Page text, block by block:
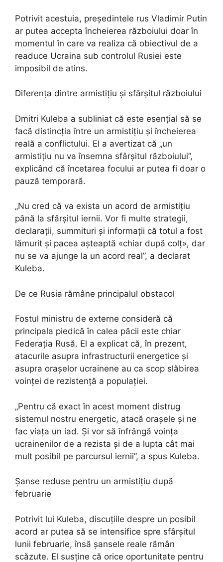
Potrivit acestuia, președintele rus Vladimir Putin
ar putea accepta încheierea războiului doar în
momentul în care va realiza că obiectivul de a
readuce Ucraina sub controlul Rusiei este
imposibil de atins.
Diferența dintre armistițiu și sfârșitul războiului
Dmitri Kuleba a subliniat că este esențial să se
facă distincția între un armistițiu și încheierea
reală a conflictului. El a avertizat că „un
armistițiu nu va însemna sfârșitul războiului”,
explicând că încetarea focului ar putea fi doar o
pauză temporară.
„Nu cred că va exista un acord de armistițiu
până la sfârșitul iernii. Vor fi multe strategii,
declarații, summituri și informații că totul a fost
lămurit și pacea așteaptă «chiar după colț», dar
nu se va ajunge la un acord real”, a declarat
Kuleba.
De ce Rusia rămâne principalul obstacol
Fostul ministru de externe consideră că
principala piedică în calea păcii este chiar
Federația Rusă. El a explicat că, în prezent,
atacurile asupra infrastructurii energetice și
asupra orașelor ucrainene au ca scop slăbirea
voinței de rezistență a populației.
„Pentru că exact în acest moment distrug
sistemul nostru energetic, atacă orașele și ne
fac viața un iad. Și vor să înfrângă voința
ucrainenilor de a rezista și de a lupta cât mai
mult posibil pe parcursul iernii”, a spus Kuleba.
Șanse reduse pentru un armistițiu după
februarie
Potrivit lui Kuleba, discuțiile despre un posibil
acord ar putea să se intensifice spre sfârșitul
lunii februarie, însă șansele reale rămân
scăzute. El susține că orice oportunitate pentru